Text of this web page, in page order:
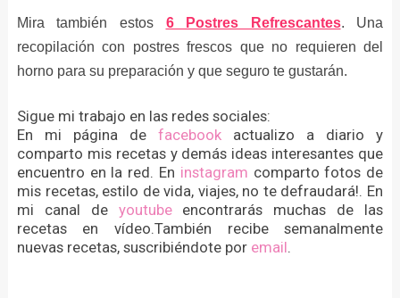
Mira también estos 6 Postres Refrescantes. Una
recopilación con postres frescos que no requieren del
horno para su preparación y que seguro te gustarán.
Sigue mi trabajo en las redes sociales:
En mi página de facebook
actualizo a diario y
comparto mis recetas y demás ideas interesantes que
encuentro en la red. En instagram comparto fotos de
mis recetas, estilo de vida, viajes, no te defraudará!. En
mi canal de youtube
encontrarás muchas de las
recetas en vídeo.También recibe semanalmente
nuevas recetas, suscribiéndote por email.